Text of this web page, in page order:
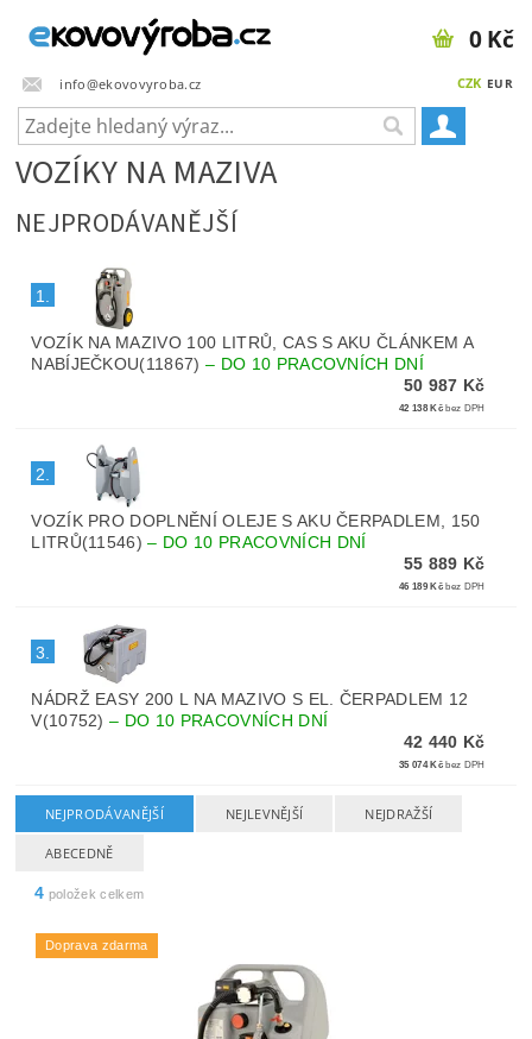
info@ekovovyroba.cz CZK EUR
0 Kč
VOZÍKY NA MAZIVA
NEJPRODÁVANĚJŠÍ
1.
VOZÍK NA MAZIVO 100 LITRŮ, CAS S AKU ČLÁNKEM A
NABÍJEČKOU(11867)– DO 10 PRACOVNÍCH DNÍ
50 987 Kč
42 138 Kč bez DPH
2.
VOZÍK PRO DOPLNĚNÍ OLEJE S AKU ČERPADLEM, 150
LITRŮ(11546)– DO 10 PRACOVNÍCH DNÍ
55 889 Kč
46 189 Kč bez DPH
3.
NÁDRŽ EASY 200 L NA MAZIVO S EL. ČERPADLEM 12
V(10752)– DO 10 PRACOVNÍCH DNÍ
42 440 Kč
35 074 Kč bez DPH
NEJPRODÁVANĚJŠÍ NEJLEVNĚJŠÍ NEJDRAŽŠÍ
ABECEDNĚ
4 položek celkem
Doprava zdarma